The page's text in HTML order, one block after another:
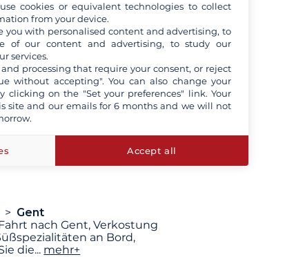
im Preis inbegriffen: Führung
Besichtigung und
in der...mehr+
Geführte Tour durch
örtliche Brauerei: schöne
Übernachtung auf dem
Abendessen
Gent
nach Gent, Verkostung
an Bord,
die... mehr+
cookies or equivalent technologies to collect
from your device.
you with personalised content and advertising, to
of our content and advertising, to study our
services.
processing that require your consent, or reject
without accepting". You can also change your
clicking on the "Set your preferences" link. Your
site and our emails for 6 months and we will not
Accept all